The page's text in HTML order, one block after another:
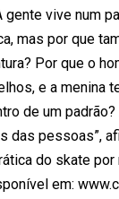
gente vive num
mas por que
Por que o
e a menina
de um
das pessoas”,
do skate por
em: